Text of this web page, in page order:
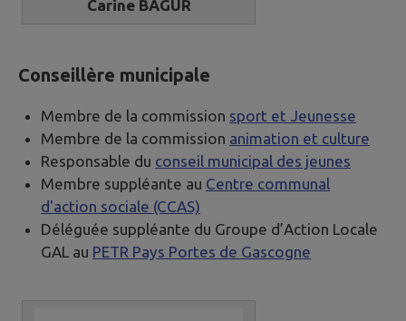
Carine BAGUR
Conseillère municipale
Membre de la commission sport et Jeunesse
Membre de la commission animation et culture
Responsable du conseil municipal des jeunes
Membre suppléante au Centre communal
d'action sociale (CCAS)
Déléguée suppléante du Groupe d’Action Locale
GAL au PETR Pays Portes de Gascogne